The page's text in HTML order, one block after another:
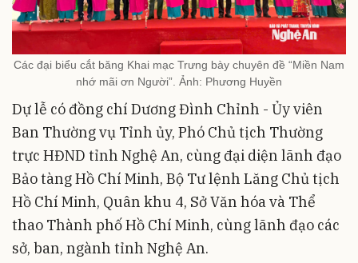
Các đại biểu cắt băng Khai mạc Trưng bày chuyên đề “Miền Nam
nhớ mãi ơn Người”. Ảnh: Phương Huyền
Dự lễ có đồng chí Dương Đình Chỉnh - Ủy viên
Ban Thường vụ Tỉnh ủy, Phó Chủ tịch Thường
trực HĐND tỉnh Nghệ An, cùng đại diện lãnh đạo
Bảo tàng Hồ Chí Minh, Bộ Tư lệnh Lăng Chủ tịch
Hồ Chí Minh, Quân khu 4, Sở Văn hóa và Thể
thao Thành phố Hồ Chí Minh, cùng lãnh đạo các
sở, ban, ngành tỉnh Nghệ An.